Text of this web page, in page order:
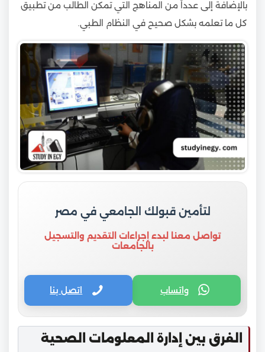
بالإضافة إلى عدداً من المناهج التي تمكن الطالب من تطبيق
كل ما تعلمه بشكل صحيح في النظام الطبي.
لتأمين قبولك الجامعي في مصر
تواصل معنا لبدء إجراءات التقديم والتسجيل
بالجامعات
واتساب اتصل بنا
الفرق بين إدارة المعلومات الصحية